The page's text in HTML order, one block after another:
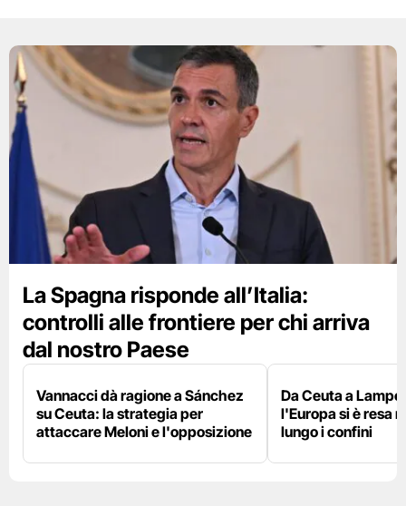
La Spagna risponde all’Italia:
controlli alle frontiere per chi arriva
dal nostro Paese
Vannacci dà ragione a Sánchez
su Ceuta: la strategia per
attaccare Meloni e l'opposizione
Da Ceuta a
l'Europa si è resa
lungo i confini